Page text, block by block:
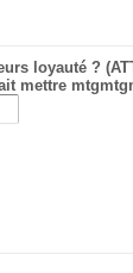
loyauté ?
mettre